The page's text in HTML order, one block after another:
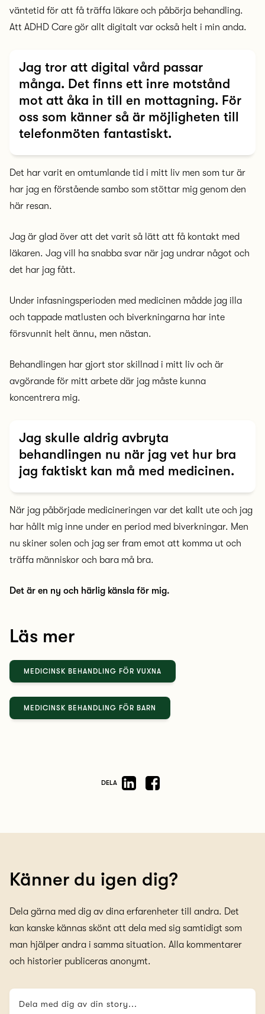
väntetid för att få träffa läkare och påbörja behandling.
Att ADHD Care gör allt digitalt var också helt i min anda.
Jag tror att digital vård passar
många. Det finns ett inre motstånd
mot att åka in till en mottagning. För
oss som känner så är möjligheten till
telefonmöten fantastiskt.
Det har varit en omtumlande tid i mitt liv men som tur är
har jag en förstående sambo som stöttar mig genom den
här resan.
Jag är glad över att det varit så lätt att få kontakt med
läkaren. Jag vill ha snabba svar när jag undrar något och
det har jag fått.
Under infasningsperioden med medicinen mådde jag illa
och tappade matlusten och biverkningarna har inte
försvunnit helt ännu, men nästan.
Behandlingen har gjort stor skillnad i mitt liv och är
avgörande för mitt arbete där jag måste kunna
koncentrera mig.
Jag skulle aldrig avbryta
behandlingen nu när jag vet hur bra
jag faktiskt kan må med medicinen.
När jag påbörjade medicineringen var det kallt ute och jag
har hållt mig inne under en period med biverkningar. Men
nu skiner solen och jag ser fram emot att komma ut och
träffa människor och bara må bra.
Det är en ny och härlig känsla för mig.
Läs mer
MEDICINSK BEHANDLING FÖR VUXNA
MEDICINSK BEHANDLING FÖR BARN
DELA
Känner du igen dig?
Dela gärna med dig av dina erfarenheter till andra. Det
kan kanske kännas skönt att dela med sig samtidigt som
man hjälper andra i samma situation. Alla kommentarer
och historier publiceras anonymt.
Dela med dig av din story...